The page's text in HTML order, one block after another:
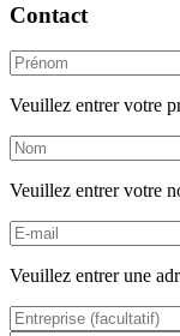
Contact
Veuillez entrer votre
Veuillez entrer votre
Veuillez entrer une